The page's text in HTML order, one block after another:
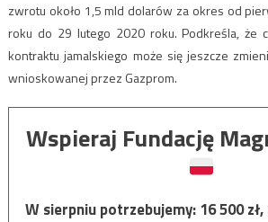
zwrotu około 1,5 mld dolarów za okres od
roku do 29 lutego 2020 roku. Podkreśla, że
kontraktu jamalskiego może się jeszcze
wnioskowanej przez Gazprom.
Wspieraj Fundację
W sierpniu potrzebujemy:16 500